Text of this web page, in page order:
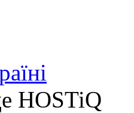
HOSTiQ